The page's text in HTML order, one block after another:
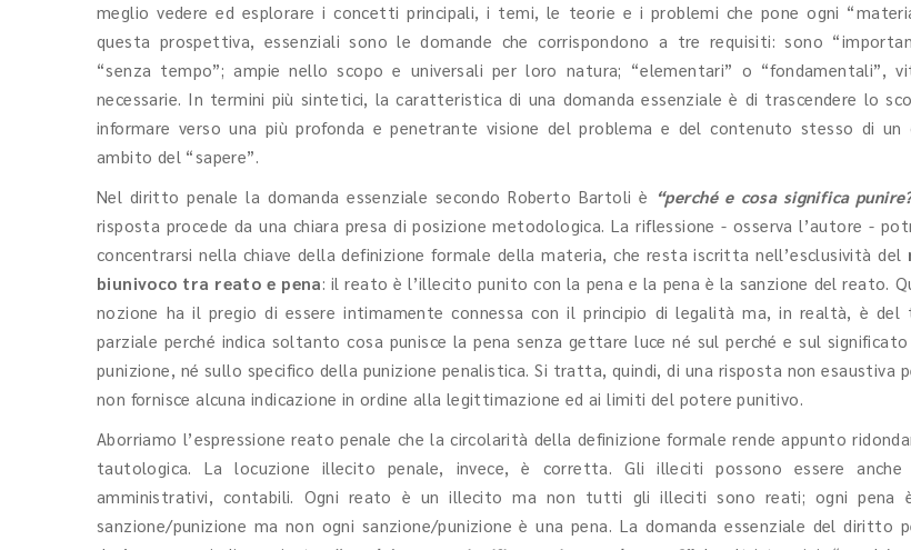
meglio vedere ed esplorare i concetti principali, i temi, le teorie e i problemi che pone ogni
questa prospettiva, essenziali sono le domande che corrispondono a tre requisiti: sono
“senza tempo”; ampie nello scopo e universali per loro natura; “elementari” o “fondamentali”,
necessarie. In termini più sintetici, la caratteristica di una domanda essenziale è di trascendere lo
informare verso una più profonda e penetrante visione del problema e del contenuto stesso di un
ambito del “sapere”.
Nel diritto penale la domanda essenziale secondo Roberto Bartoli è “perché e cosa significa
risposta procede da una chiara presa di posizione metodologica. La riflessione - osserva l’autore -
concentrarsi nella chiave della definizione formale della materia, che resta iscritta nell’esclusività del
biunivoco tra reato e pena: il reato è l’illecito punito con la pena e la pena è la sanzione del reato.
nozione ha il pregio di essere intimamente connessa con il principio di legalità ma, in realtà, è
parziale perché indica soltanto cosa punisce la pena senza gettare luce né sul perché e sul
punizione, né sullo specifico della punizione penalistica. Si tratta, quindi, di una risposta non esaustiva
non fornisce alcuna indicazione in ordine alla legittimazione ed ai limiti del potere punitivo.
Aborriamo l’espressione reato penale che la circolarità della definizione formale rende appunto
tautologica. La locuzione illecito penale, invece, è corretta. Gli illeciti possono essere anche
amministrativi, contabili. Ogni reato è un illecito ma non tutti gli illeciti sono reati; ogni pena
sanzione/punizione ma non ogni sanzione/punizione è una pena. La domanda essenziale del diritto